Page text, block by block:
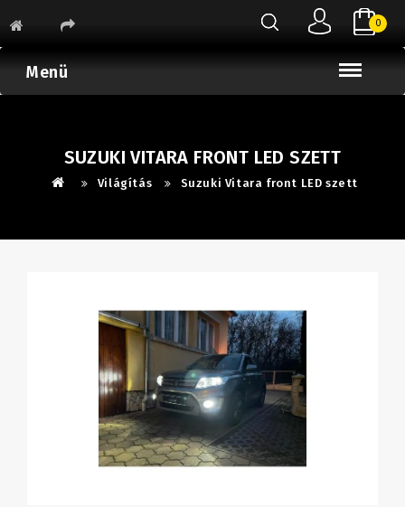
0
Menü
SUZUKI VITARA FRONT LED SZETT
Világítás Suzuki Vitara front LED szett